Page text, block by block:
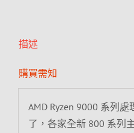
描述
購買需知
AMD Ryzen 9000 系列
了，各家全新 800 系列